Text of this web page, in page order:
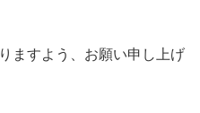
ますよう、お願い申し上げ